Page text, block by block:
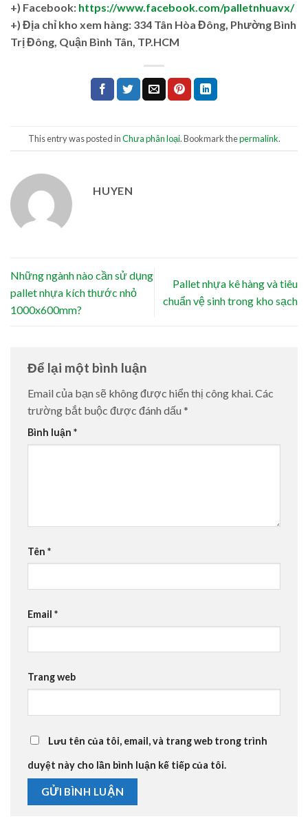
+) Facebook: https://www.facebook.com/palletnhuavx/
+) Địa chỉ kho xem hàng: 334 Tân Hòa Đông, Phường Bình
Trị Đông, Quận Bình Tân, TP.HCM
This entry was posted inChưa phân loại. Bookmark thepermalink.
HUYEN
Những ngành nào cần sử dụng
pallet nhựa kích thước nhỏ
1000x600mm?
Pallet nhựa kê hàng và tiêu
chuẩn vệ sinh trong kho sạch
Để lại một bình luận
Email của bạn sẽ không được hiển thị công khai.Các
trường bắt buộc được đánh dấu *
Bình luận *
Tên *
Email *
Trang web
Lưu tên của tôi, email, và trang web trong trình
duyệt này cho lần bình luận kế tiếp của tôi.